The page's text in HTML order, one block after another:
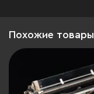
Похожие товары